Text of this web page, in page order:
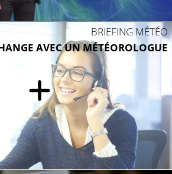
BRIEFING MÉTÉO
AVEC UN MÉTÉOROLOGUE